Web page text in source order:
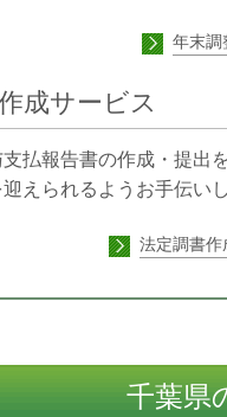
年末調
成サービス
払報告書の作成・提出
えられるようお手伝いし
法定調書作
千葉県